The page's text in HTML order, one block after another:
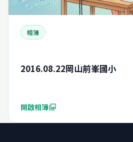
相簿
2016.08.22岡山前峯國小
開啟相簿photo_library